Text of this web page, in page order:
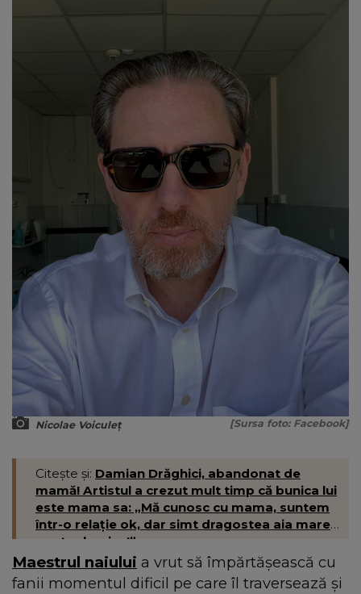
Nicolae Voiculeț [Sursa foto: Facebook]
Citește și: Damian Drăghici, abandonat de
mamă! Artistul a crezut mult timp că bunica lui
este mama sa: „Mă cunosc cu mama, suntem
într-o relație ok, dar simt dragostea aia mare
pentru bunica!”
Maestrul naiului a vrut să împărtășească cu
fanii momentul dificil pe care îl traversează și